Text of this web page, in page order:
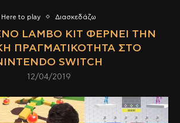
Here to play Διασκεδάζω
LAMBO KIT ΦΈΡΝΕΙ ΤΗΝ
ΠΡΑΓΜΑΤΙΚΌΤΗΤΑ ΣΤΟ
SWITCH
12/04/2019